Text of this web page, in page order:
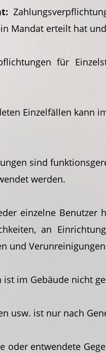
Mandat erteilt hat
für
Einzelfällen kann
sind
werden.
einzelne
an
und
im Gebäude nicht
usw. ist nur nach
oder entwendete